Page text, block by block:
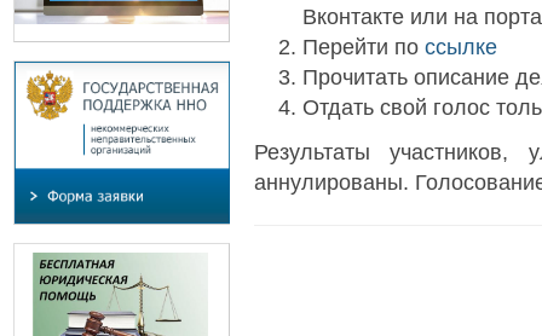
Вконтакте или на
Перейти по ссылке
Прочитать описание
Отдать свой голос
Результаты участников,
аннулированы.